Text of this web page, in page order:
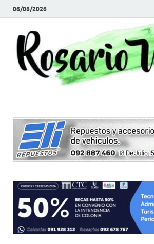
06/08/2026